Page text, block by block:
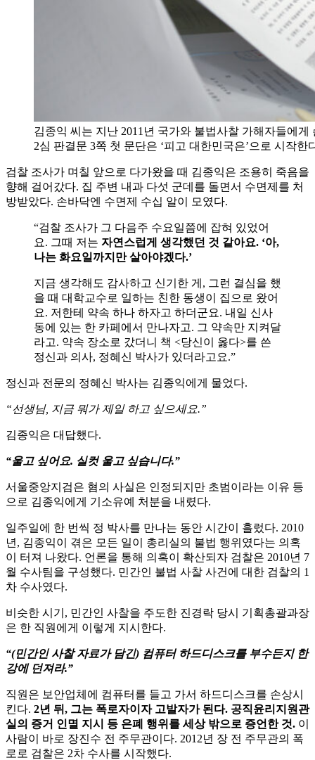
김종익 씨는 지난 2011년 국가와 불법사찰 가해자들에
2심 판결문 3쪽 첫 문단은 ‘피고 대한민국은’으로 시작
검찰 조사가 며칠 앞으로 다가왔을 때 김종익은 조용히 죽음을
향해 걸어갔다. 집 주변 내과 다섯 군데를 돌면서 수면제를 처
방받았다. 손바닥엔 수면제 수십 알이 모였다.
“검찰 조사가 그 다음주 수요일쯤에 잡혀 있었어
요. 그때 저는 자연스럽게 생각했던 것 같아요. ‘아,
나는 화요일까지만 살아야겠다.’
지금 생각해도 감사하고 신기한 게, 그런 결심을 했
을 때 대학교수로 일하는 친한 동생이 집으로 왔어
요. 저한테 약속 하나 하자고 하더군요. 내일 신사
동에 있는 한 카페에서 만나자고. 그 약속만 지켜달
라고. 약속 장소로 갔더니 책 <당신이 옳다>를 쓴
정신과 의사, 정혜신 박사가 있더라고요.”
정신과 전문의 정혜신 박사는 김종익에게 물었다.
“선생님, 지금 뭐가 제일 하고 싶으세요.”
김종익은 대답했다.
“울고 싶어요. 실컷 울고 싶습니다.”
서울중앙지검은 혐의 사실은 인정되지만 초범이라는 이유 등
으로 김종익에게 기소유예 처분을 내렸다.
일주일에 한 번씩 정 박사를 만나는 동안 시간이 흘렀다. 2010
년, 김종익이 겪은 모든 일이 총리실의 불법 행위였다는 의혹
이 터져 나왔다. 언론을 통해 의혹이 확산되자 검찰은 2010년 7
월 수사팀을 구성했다. 민간인 불법 사찰 사건에 대한 검찰의 1
차 수사였다.
비슷한 시기, 민간인 사찰을 주도한 진경락 당시 기획총괄과장
은 한 직원에게 이렇게 지시한다.
“(민간인 사찰 자료가 담긴) 컴퓨터 하드디스크를 부수든지 한
강에 던져라.”
직원은 보안업체에 컴퓨터를 들고 가서 하드디스크를 손상시
킨다. 2년 뒤, 그는 폭로자이자 고발자가 된다. 공직윤리지원관
실의 증거 인멸 지시 등 은폐 행위를 세상 밖으로 증언한 것. 이
사람이 바로 장진수 전 주무관이다. 2012년 장 전 주무관의 폭
로로 검찰은 2차 수사를 시작했다.